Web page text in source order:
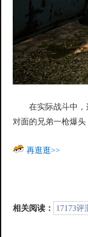
在实际战斗中，这
对面的兄弟一枪爆
再逛逛>>
相关阅读： 17173评